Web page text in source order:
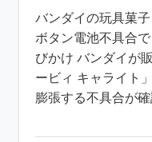
バンダイの玩具菓
ボタン電池不具合
びかけ バンダイが
ービィ キャライト
膨張する不具合が